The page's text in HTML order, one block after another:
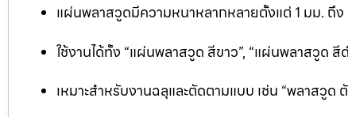
แผ่นพลาสวูดมีความหนาหลากหลายตั้งแต่ 1 มม. ถึ
ใช้งานได้ทั้ง “แผ่นพลาสวูด สีขาว”, “แผ่นพลาสวูด
เหมาะสำหรับงานฉลุและตัดตามแบบ เช่น “พลาสวูด